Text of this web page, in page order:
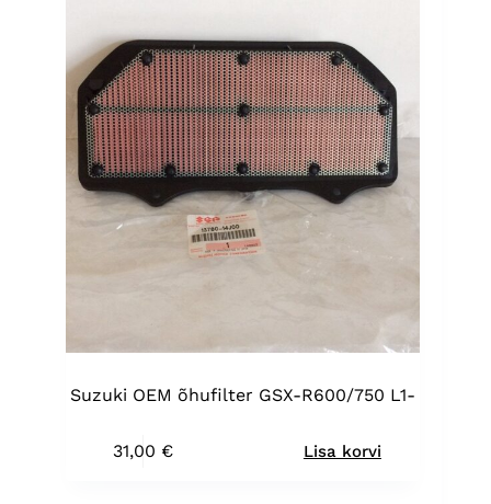
Suzuki OEM õhufilter GSX-R600/750 L1-
31,00 € Lisa korvi